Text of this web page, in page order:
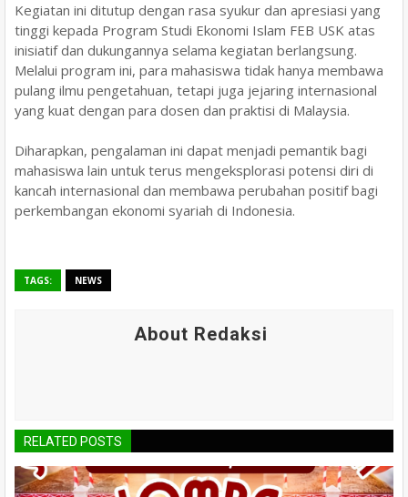
​Kegiatan ini ditutup dengan rasa syukur dan apresiasi yang
tinggi kepada Program Studi Ekonomi Islam FEB USK atas
inisiatif dan dukungannya selama kegiatan berlangsung.
Melalui program ini, para mahasiswa tidak hanya membawa
pulang ilmu pengetahuan, tetapi juga jejaring internasional
yang kuat dengan para dosen dan praktisi di Malaysia.
​Diharapkan, pengalaman ini dapat menjadi pemantik bagi
mahasiswa lain untuk terus mengeksplorasi potensi diri di
kancah internasional dan membawa perubahan positif bagi
perkembangan ekonomi syariah di Indonesia.
TAGS: NEWS
About Redaksi
RELATED POSTS